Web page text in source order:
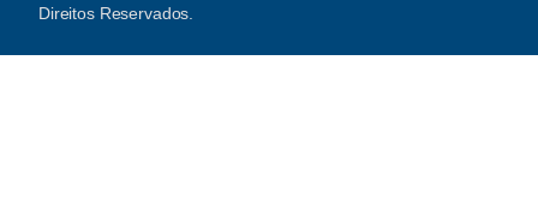
Direitos Reservados.